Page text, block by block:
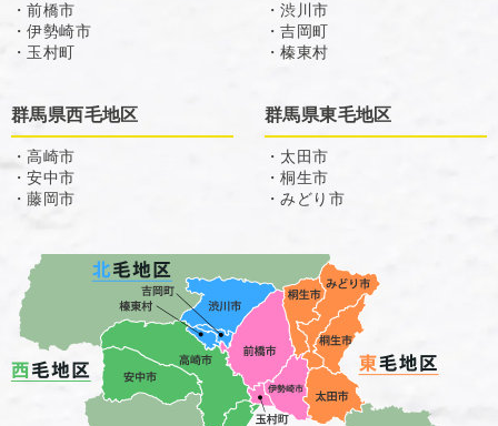
・前橋市
・伊勢崎市
・玉村町
・渋川市
・吉岡町
・榛東村
群馬県西毛地区
・高崎市
・安中市
・藤岡市
群馬県東毛地区
・太田市
・桐生市
・みどり市